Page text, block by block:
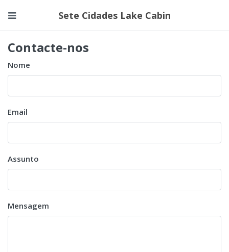
Sete Cidades Lake Cabin
Contacte-nos
Nome
Email
Assunto
Mensagem